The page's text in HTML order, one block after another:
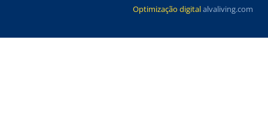
Optimização digitalalvaliving.com